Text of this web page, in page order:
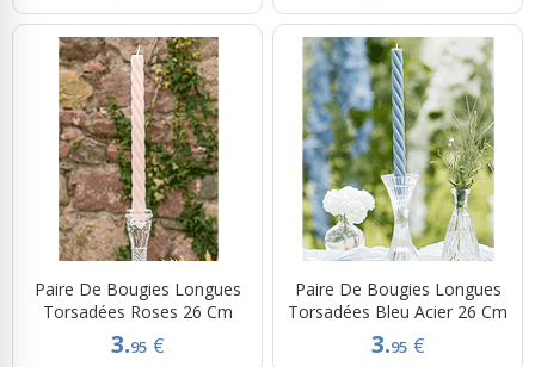
Paire De Bougies Longues
Torsadées Roses 26 Cm
3.95 €
Paire De Bougies Longues
Torsadées Bleu Acier 26 Cm
3.95 €